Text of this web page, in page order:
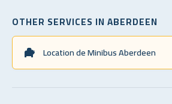
OTHER SERVICES IN ABERDEEN
Location de Minibus Aberdeen